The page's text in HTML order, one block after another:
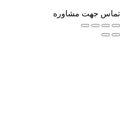
تماس جهت مشاوره